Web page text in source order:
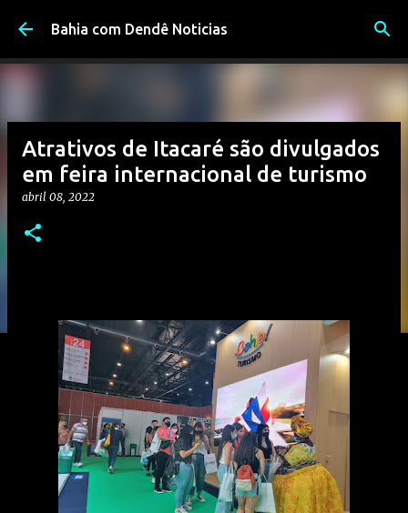
Pular para o conteúdo principal
Bahia com Dendê Noticias
Atrativos de Itacaré são divulgados
em feira internacional de turismo
abril 08, 2022